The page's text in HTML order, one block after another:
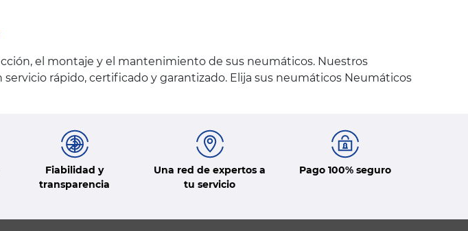
el montaje y el mantenimiento de sus neumáticos. Nuestros
rápido, certificado y garantizado. Elija sus neumáticos Neumáticos
Fiabilidad y
transparencia
Una red de expertos a
tu servicio
Pago 100% seguro